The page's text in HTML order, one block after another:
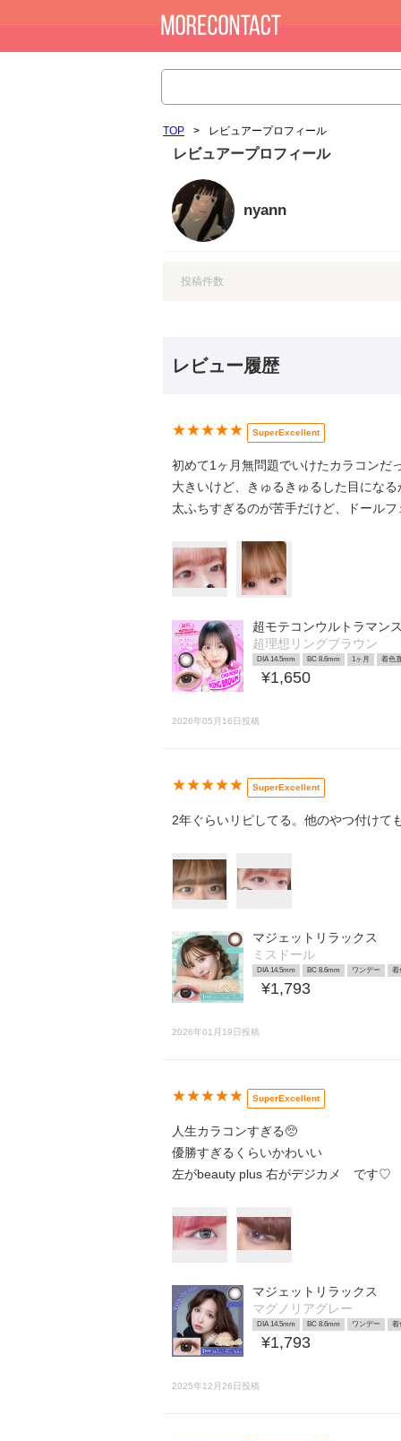
TOP > レビュアープロフィール
レビュアープロフィール
nyann
投稿件数
レビュー履歴
★★★★★ SuperExcellent
初めて1ヶ月無問題でいけたカラコンだっ
大きいけど、きゅるきゅるした目になる
太ふちすぎるのが苦手だけど、ドール
超モテコンウルトラマン
超理想リングブラウン
DIA 14.5mm BC 8.6mm 1ヶ月 着色
¥1,650
2026年05月16日投稿
★★★★★ SuperExcellent
2年ぐらいリピしてる。他のやつ付けて
マジェットリラックス
ミスドール
DIA 14.5mm BC 8.6mm ワンデー 着
¥1,793
2026年01月19日投稿
★★★★★ SuperExcellent
人生カラコンすぎる🥺
優勝すぎるくらいかわいい
左がbeauty plus 右がデジカメ です♡
マジェットリラックス
マグノリアグレー
DIA 14.5mm BC 8.6mm ワンデー 着
¥1,793
2025年12月26日投稿